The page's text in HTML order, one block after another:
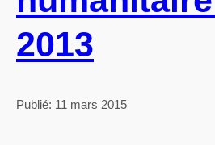
2013
Publié: 11 mars 2015